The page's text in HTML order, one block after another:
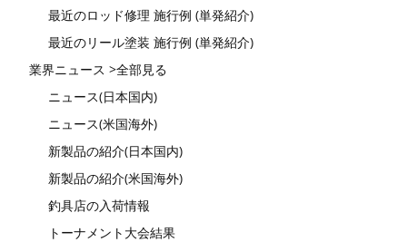
最近のロッド修理 施行例 (単発紹介)
最近のリール塗装 施行例 (単発紹介)
業界ニュース >全部見る
ニュース(日本国内)
ニュース(米国海外)
新製品の紹介(日本国内)
新製品の紹介(米国海外)
釣具店の入荷情報
トーナメント大会結果